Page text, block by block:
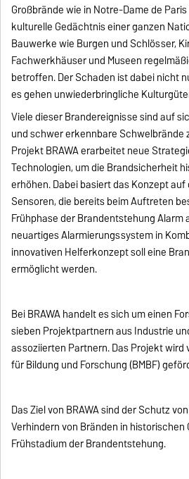
Großbrände wie in Notre-Dame de
kulturelle Gedächtnis einer ganzen
Bauwerke wie Burgen und Schlösser,
Fachwerkhäuser und Museen
betroffen. Der Schaden ist dabei nicht
es gehen unwiederbringliche
Viele dieser Brandereignisse sind auf
und schwer erkennbare Schwelbrände
Projekt BRAWA erarbeitet neue
Technologien, um die Brandsicherheit
erhöhen. Dabei basiert das Konzept
Sensoren, die bereits beim Auftreten
Frühphase der Brandentstehung Alarm
neuartiges Alarmierungssystem in
innovativen Helferkonzept soll eine
ermöglicht werden.
Bei BRAWA handelt es sich um einen
sieben Projektpartnern aus Industrie
assoziierten Partnern. Das Projekt
für Bildung und Forschung (BMBF)
Das Ziel von BRAWA sind der Schutz
Verhindern von Bränden in
Frühstadium der Brandentstehung.